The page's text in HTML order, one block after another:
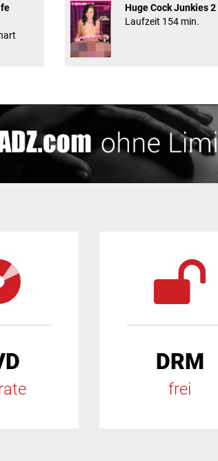
Huge Cock Junkies 2
Laufzeit 154 min.
DRM
frei